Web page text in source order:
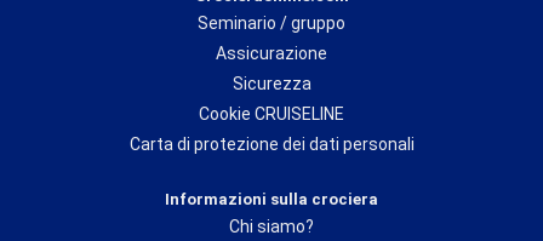
Seminario / gruppo
Assicurazione
Sicurezza
Cookie CRUISELINE
Carta di protezione dei dati personali
Informazioni sulla crociera
Chi siamo?